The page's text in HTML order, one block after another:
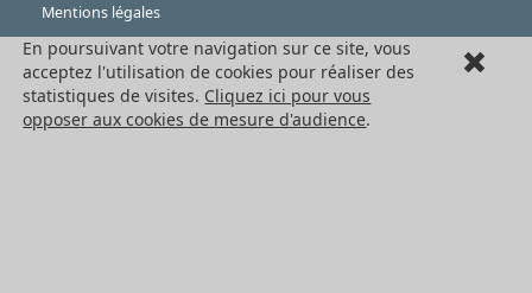
Mentions légales
Cookies
LES PRODUITS
En poursuivant votre navigation sur ce site, vous
acceptez l'utilisation de cookies pour réaliser des
statistiques de visites. Cliquez ici pour vous
opposer aux cookies de mesure d'audience.